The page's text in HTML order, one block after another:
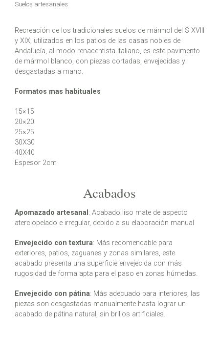
Suelos artesanales
Recreación de los tradicionales suelos de mármol del S XVIII
y XIX, utilizados en los patios de las casas nobles de
Andalucía, al modo renacentista italiano, es este pavimento
de mármol blanco, con piezas cortadas, envejecidas y
desgastadas a mano.
Formatos mas habituales
15×15
20×20
25×25
30X30
40X40
Espesor 2cm
Acabados
Apomazado artesanal : Acabado liso mate de aspecto
aterciopelado e irregular, debido a su elaboración manual
Envejecido con textura: Más recomendable para
exteriores, patios, zaguanes y zonas similares, este
acabado presenta una superficie envejecida con más
rugosidad de forma apta para el paso en zonas húmedas.
Envejecido con pátina: Más adecuado para interiores, las
piezas son desgastadas manualmente hasta lograr un
acabado de pátina natural, sin brillos artificiales.